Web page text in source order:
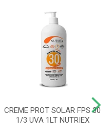
CREME PROT SOLAR FPS 30
1/3 UVA 1LT NUTRIEX